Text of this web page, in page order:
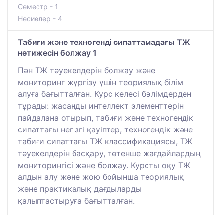
Семестр - 1
Несиелер - 4
Табиғи және техногенді сипаттамадағы ТЖ
нәтижесін болжау 1
Пән ТЖ тәуекелдерін болжау және
мониторинг жүргізу үшін теориялық білім
алуға бағытталған. Курс келесі бөлімдерден
тұрады: жасанды интеллект элементтерін
пайдалана отырып, табиғи және техногендік
сипаттағы негізгі қауіптер, техногендік және
табиғи сипаттағы ТЖ классификациясы, ТЖ
тәуекелдерін басқару, төтенше жағдайлардың
мониторингісі және болжау. Курсты оқу ТЖ
алдын алу және жою бойынша теориялық
және практикалық дағдыларды
қалыптастыруға бағытталған.